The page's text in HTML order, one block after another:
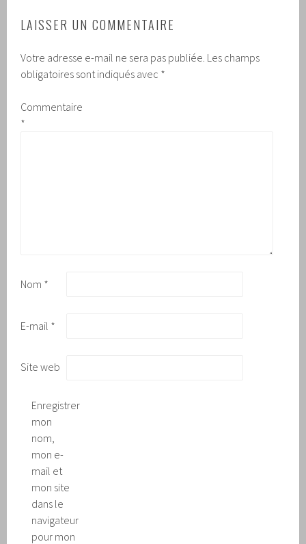
LAISSER UN COMMENTAIRE
Votre adresse e-mail ne sera pas publiée. Les champs
obligatoires sont indiqués avec *
Commentaire
*
Nom *
E-mail *
Site web
Enregistrer
mon
nom,
mon e-
mail et
mon site
dans le
navigateur
pour mon